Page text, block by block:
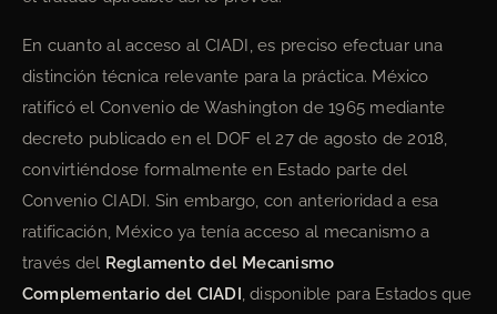
En cuanto al acceso al CIADI, es preciso efectuar una
distinción técnica relevante para la práctica. México
ratificó el Convenio de Washington de 1965 mediante
decreto publicado en el DOF el 27 de agosto de 2018,
convirtiéndose formalmente en Estado parte del
Convenio CIADI. Sin embargo, con anterioridad a esa
ratificación, México ya tenía acceso al mecanismo a
través del Reglamento del Mecanismo
Complementario del CIADI, disponible para Estados que